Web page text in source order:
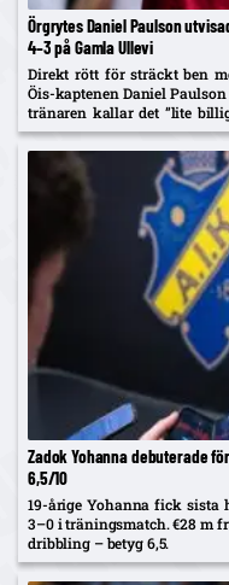
Örgrytes Daniel Paulson
4–3 på Gamla Ullevi
Direkt rött för sträckt ben
Öis-kaptenen Daniel
tränaren kallar det ”lite
det var träff.
Zadok Yohanna debuterade
6,5/10
19-årige Yohanna fick sista
3–0 i träningsmatch. €28 m
dribbling – betyg 6,5.